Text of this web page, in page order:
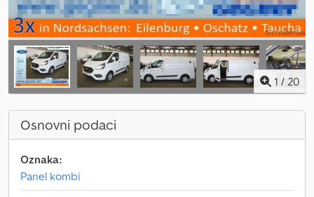
1 / 20
Osnovni podaci
Oznaka:
Panel kombi